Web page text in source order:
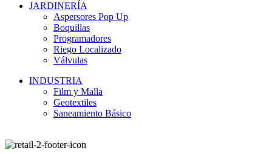
JARDINERÍA
Aspersores Pop Up
Boquillas
Programadores
Riego Localizado
Válvulas
INDUSTRIA
Film y Malla
Geotextiles
Saneamiento Básico